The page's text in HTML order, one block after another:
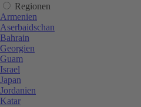
Regionen
Armenien
Aserbaidschan
Bahrain
Georgien
Guam
Israel
Japan
Jordanien
Katar